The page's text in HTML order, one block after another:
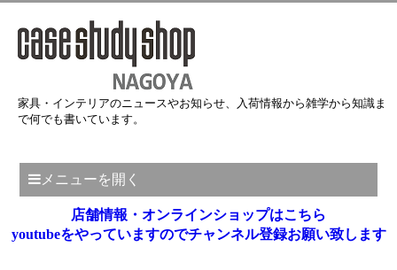
家具・インテリアのニュースやお知らせ、入荷情報から雑学から知識ま
で何でも書いています。
メニューを開く
店舗情報・オンラインショップはこちら
youtubeをやっていますのでチャンネル登録お願い致します